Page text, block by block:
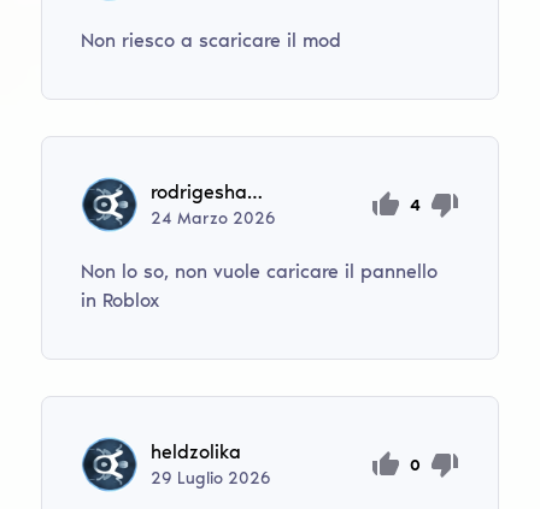
Non riesco a scaricare il mod
rodrigeshacker20
24Marzo 2026
4
Non lo so, non vuole caricare il pannello
in Roblox
heldzolika
29 Luglio 2026
0